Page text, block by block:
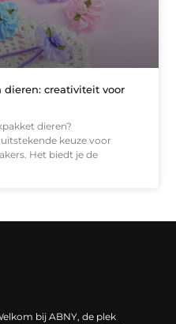
creativiteit voor
dieren?
keuze voor
Het biedt je de
bij ABNY, de plek